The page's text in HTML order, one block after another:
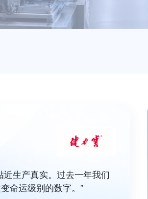
生产真实。过去一年我们
命运级别的数字。”